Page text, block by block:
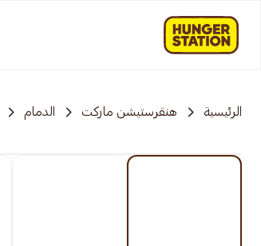
الرئيسية هنقرستيشن ماركت الدمام